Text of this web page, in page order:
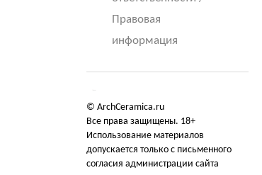
Правовая
информация
© ArchCeramica.ru
Все права защищены. 18+
Использование материалов
допускается только с письменного
согласия администрации сайта